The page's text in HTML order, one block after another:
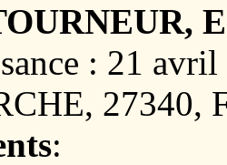
: 21
27340,
: